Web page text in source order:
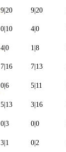
9|20 9|20
0|10 4|0
4|0 1|8
7|16 7|13
0|6 5|11
5|13 3|16
0|3 0|0
3|1 0|2